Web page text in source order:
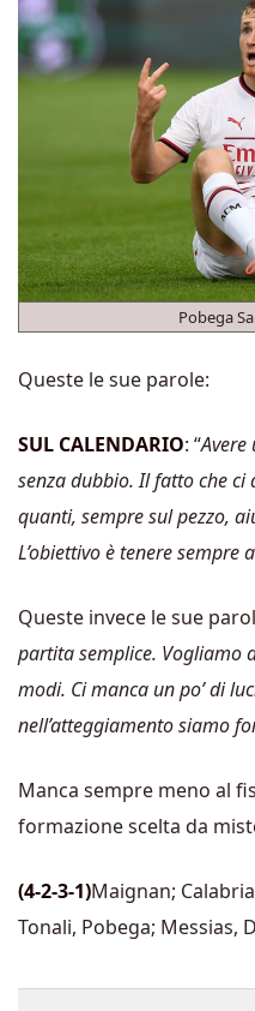
Pobega
Queste le sue parole:
SUL CALENDARIO: “
senza dubbio. Il fatto che
quanti, sempre sul pezzo,
L’obiettivo è tenere sempre
Queste invece le sue
partita semplice. Vogliamo
modi. Ci manca un po’ di
nell’atteggiamento siamo
Manca sempre meno al
formazione scelta da
(4-2-3-1)Maignan;
Tonali, Pobega; Messias,